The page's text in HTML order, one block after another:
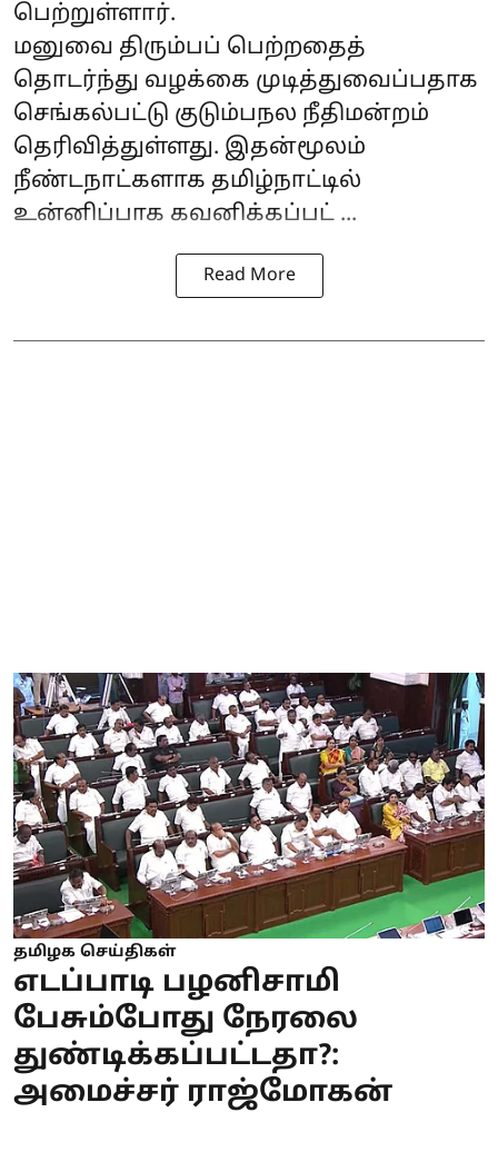
பெற்றுள்ளார்.
மனுவை திரும்பப் பெற்றதைத்
தொடர்ந்து வழக்கை முடித்துவைப்பதாக
செங்கல்பட்டு குடும்பநல நீதிமன்றம்
தெரிவித்துள்ளது. இதன்மூலம்
நீண்டநாட்களாக தமிழ்நாட்டில்
உன்னிப்பாக கவனிக்கப்பட் ...
Read More
தமிழக செய்திகள்
எடப்பாடி பழனிசாமி
பேசும்போது நேரலை
துண்டிக்கப்பட்டதா?:
அமைச்சர் ராஜ்மோகன்